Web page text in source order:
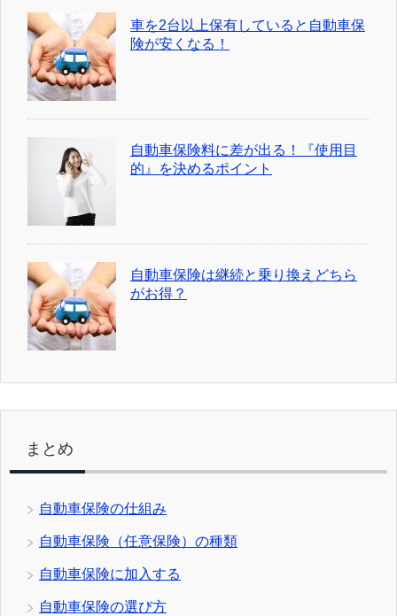
車を2台以上保有していると自動車保
険が安くなる！
自動車保険料に差が出る！『使用目
的』を決めるポイント
自動車保険は継続と乗り換えどちら
がお得？
まとめ
自動車保険の仕組み
自動車保険（任意保険）の種類
自動車保険に加入する
自動車保険の選び方